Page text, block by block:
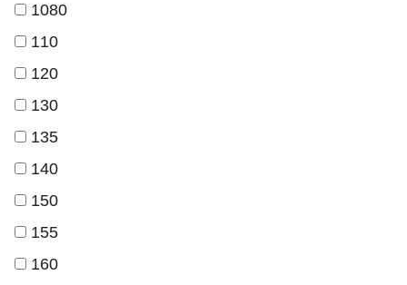
1080
110
120
130
135
140
150
155
160